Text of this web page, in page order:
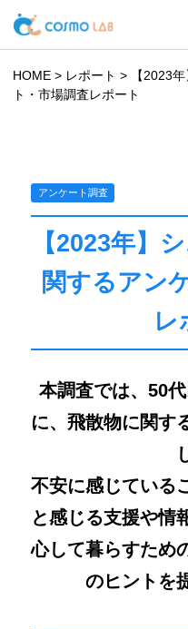
HOME > レポート >
【2023
ト・市場調査レポート
アンケート調査
【2023年】
関するアン
レ
本調査では、50
に、飛散物に関す
不安に感じている
と感じる支援や情
心して暮らすため
のヒントを